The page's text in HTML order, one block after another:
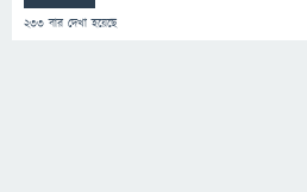
233 বার দেখা হয়েছে